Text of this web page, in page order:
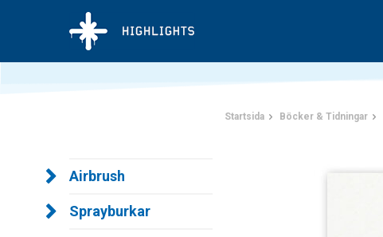
Airbrush
Sprayburkar
Startsida Böcker & Tidningar